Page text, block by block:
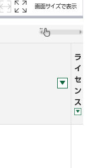
画面サイズで表示
ラ
イ
セ
ン
ス